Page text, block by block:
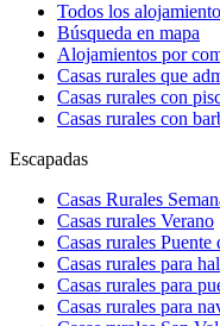
Todos los
Búsqueda en mapa
Alojamientos por
Casas rurales que
Casas rurales con
Casas rurales con
Escapadas
Casas Rurales
Casas rurales Verano
Casas rurales Puente
Casas rurales para
Casas rurales para
Casas rurales para